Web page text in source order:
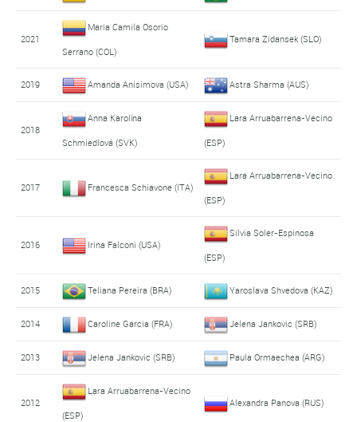
2021
Maria Camila Osorio
Serrano (COL)
Tamara Zidansek (SLO)
2019 Amanda Anisimova (USA) Astra Sharma (AUS)
2018
Anna Karolína
Schmiedlová (SVK)
Lara Arruabarrena-Vecino
(ESP)
2017 Francesca Schiavone (ITA)
Lara Arruabarrena-Vecino
(ESP)
2016 Irina Falconi (USA)
Silvia Soler-Espinosa
(ESP)
2015 Teliana Pereira (BRA) Yaroslava Shvedova (KAZ)
2014 Caroline Garcia (FRA) Jelena Jankovic (SRB)
2013 Jelena Jankovic (SRB) Paula Ormaechea (ARG)
2012
Lara Arruabarrena-Vecino
(ESP)
Alexandra Panova (RUS)